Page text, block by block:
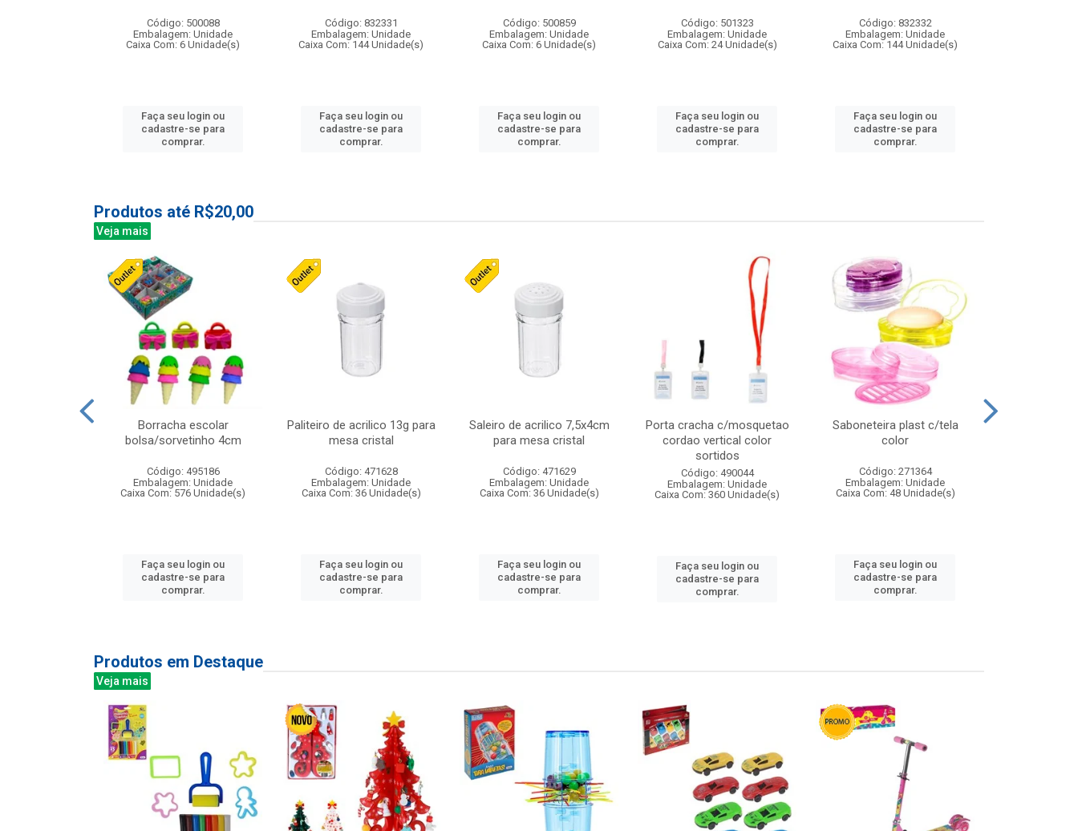
Código: 500088
Embalagem: Unidade
Caixa Com: 6 Unidade(s)
Faça seu login ou
cadastre-se para
comprar.
Código: 832331
Embalagem: Unidade
Caixa Com: 144 Unidade(s)
Faça seu login ou
cadastre-se para
comprar.
Código: 500859
Embalagem: Unidade
Caixa Com: 6 Unidade(s)
Faça seu login ou
cadastre-se para
comprar.
Código: 501323
Embalagem: Unidade
Caixa Com: 24 Unidade(s)
Faça seu login ou
cadastre-se para
comprar.
Código: 832332
Embalagem: Unidade
Caixa Com: 144 Unidade(s)
Faça seu login ou
cadastre-se para
comprar.
Produtos até R$20,00
Veja mais
Borracha escolar
bolsa/sorvetinho 4cm
Código: 495186
Embalagem: Unidade
Caixa Com: 576 Unidade(s)
Faça seu login ou
cadastre-se para
comprar.
Paliteiro de acrilico 13g para
mesa cristal
Código: 471628
Embalagem: Unidade
Caixa Com: 36 Unidade(s)
Faça seu login ou
cadastre-se para
comprar.
Saleiro de acrilico 7,5x4cm
para mesa cristal
Código: 471629
Embalagem: Unidade
Caixa Com: 36 Unidade(s)
Faça seu login ou
cadastre-se para
comprar.
Porta cracha c/mosquetao
cordao vertical color
sortidos
Código: 490044
Embalagem: Unidade
Caixa Com: 360 Unidade(s)
Faça seu login ou
cadastre-se para
comprar.
Saboneteira plast c/tela
color
Código: 271364
Embalagem: Unidade
Caixa Com: 48 Unidade(s)
Faça seu login ou
cadastre-se para
comprar.
Produtos em Destaque
Veja mais